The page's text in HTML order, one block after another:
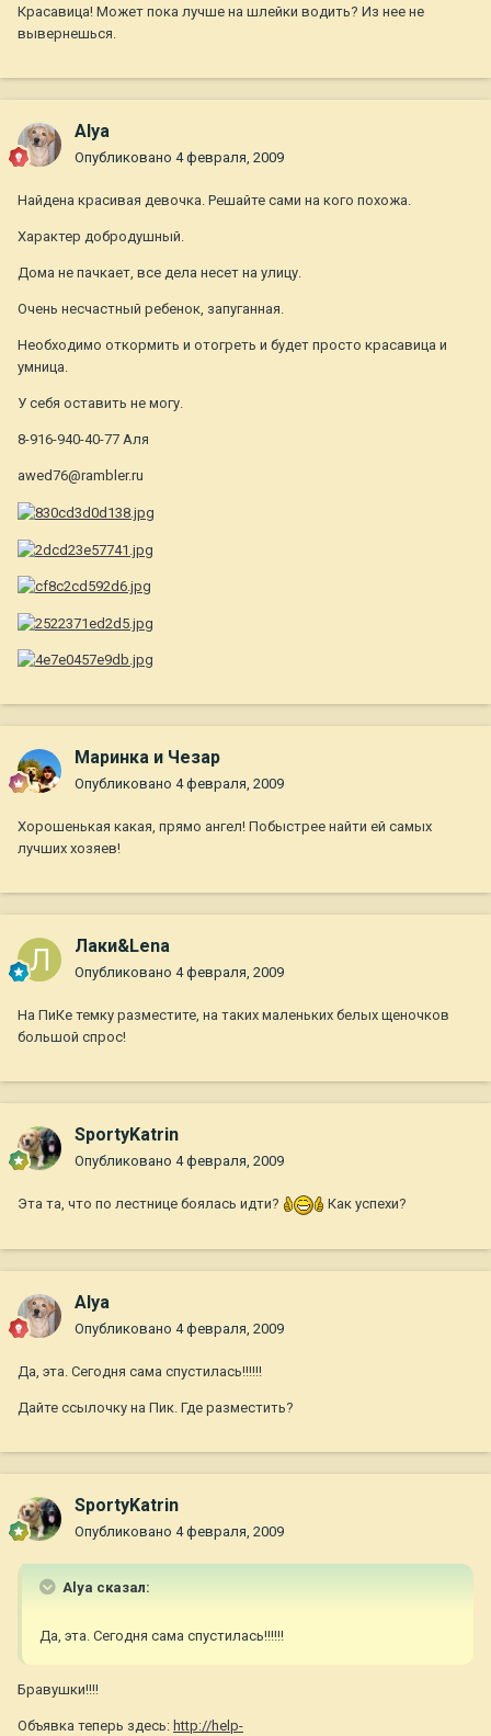
Красавица! Может пока лучше на шлейки водить? Из нее не
вывернешься.
Alya
Опубликовано 4 февраля, 2009
Найдена красивая девочка. Решайте сами на кого похожа.
Характер добродушный.
Дома не пачкает, все дела несет на улицу.
Очень несчастный ребенок, запуганная.
Необходимо откормить и отогреть и будет просто красавица и
умница.
У себя оставить не могу.
8-916-940-40-77 Аля
awed76@rambler.ru
Маринка и Чезар
Опубликовано 4 февраля, 2009
Хорошенькая какая, прямо ангел! Побыстрее найти ей самых
лучших хозяев!
Лаки&Lena
Опубликовано 4 февраля, 2009
На ПиКе темку разместите, на таких маленьких белых щеночков
большой спрос!
SportyKatrin
Опубликовано 4 февраля, 2009
Эта та, что по лестнице боялась идти? Как успехи?
Alya
Опубликовано 4 февраля, 2009
Да, эта. Сегодня сама спустилась!!!!!!
Дайте ссылочку на Пик. Где разместить?
SportyKatrin
Опубликовано 4 февраля, 2009
Alya сказал:
Да, эта. Сегодня сама спустилась!!!!!!
Бравушки!!!!
Объявка теперь здесь: http://help-